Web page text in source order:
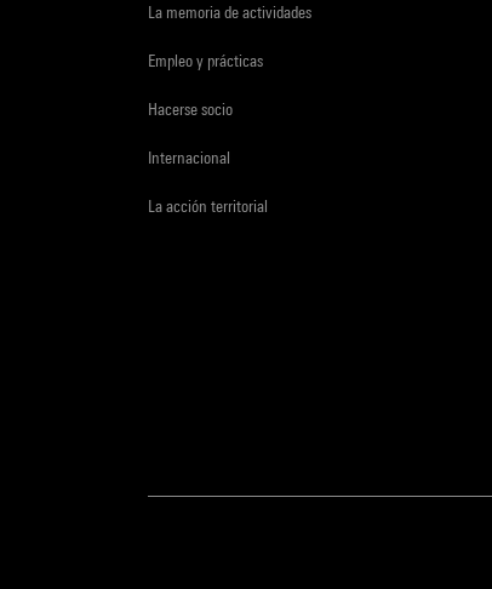
La memoria de actividades
Empleo y prácticas
Hacerse socio
Internacional
La acción territorial